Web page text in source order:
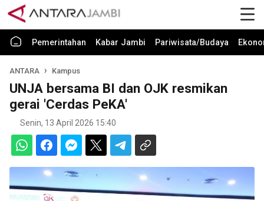
Pemerintahan Kabar Jambi Pariwisata/Budaya
ANTARA Kampus
UNJA bersama BI dan OJK resmikan
gerai 'Cerdas PeKA'
Senin, 13 April 2026 15:40